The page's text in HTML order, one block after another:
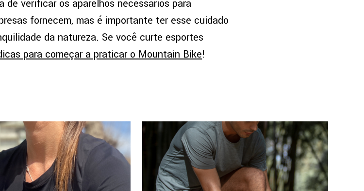
de verificar os aparelhos necessários para
fornecem, mas é importante ter esse cuidado
da natureza. Se você curte esportes
para começar a praticar o Mountain Bike!